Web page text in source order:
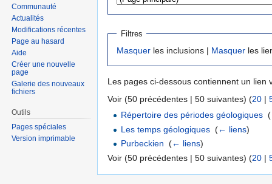
Filtres
Masquer les inclusions | Masquer les
Les pages ci-dessous contiennent un lien
Voir (50 précédentes | 50 suivantes) (20 |
Répertoire des périodes géologiques ‎(
Les temps géologiques ‎(← liens)
Purbeckien ‎(← liens)
Voir (50 précédentes | 50 suivantes) (20 |
Communauté
Actualités
Modifications récentes
Page au hasard
Aide
Créer une nouvelle
page
Galerie des nouveaux
fichiers
Outils
Pages spéciales
Version imprimable